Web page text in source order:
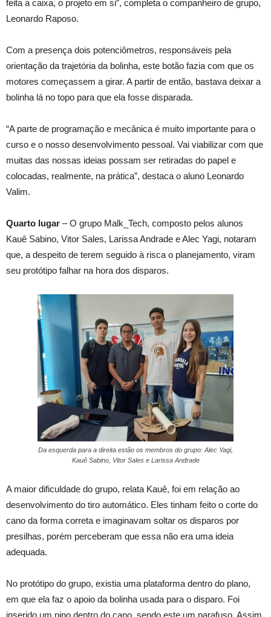
feita a caixa, o projeto em si”, completa o companheiro de grupo,
Leonardo Raposo.
Com a presença dois potenciômetros, responsáveis pela
orientação da trajetória da bolinha, este botão fazia com que os
motores começassem a girar. A partir de então, bastava deixar a
bolinha lá no topo para que ela fosse disparada.
“A parte de programação e mecânica é muito importante para o
curso e o nosso desenvolvimento pessoal. Vai viabilizar com que
muitas das nossas ideias possam ser retiradas do papel e
colocadas, realmente, na prática”, destaca o aluno Leonardo
Valim.
Quarto lugar – O grupo Malk_Tech, composto pelos alunos
Kauê Sabino, Vitor Sales, Larissa Andrade e Alec Yagi, notaram
que, a despeito de terem seguido à risca o planejamento, viram
seu protótipo falhar na hora dos disparos.
Da esquerda para a direita estão os membros do grupo: Alec Yagi,
Kauê Sabino, Vitor Sales e Larissa Andrade
A maior dificuldade do grupo, relata Kauê, foi em relação ao
desenvolvimento do tiro automático. Eles tinham feito o corte do
cano da forma correta e imaginavam soltar os disparos por
presilhas, porém perceberam que essa não era uma ideia
adequada.
No protótipo do grupo, existia uma plataforma dentro do plano,
em que ela faz o apoio da bolinha usada para o disparo. Foi